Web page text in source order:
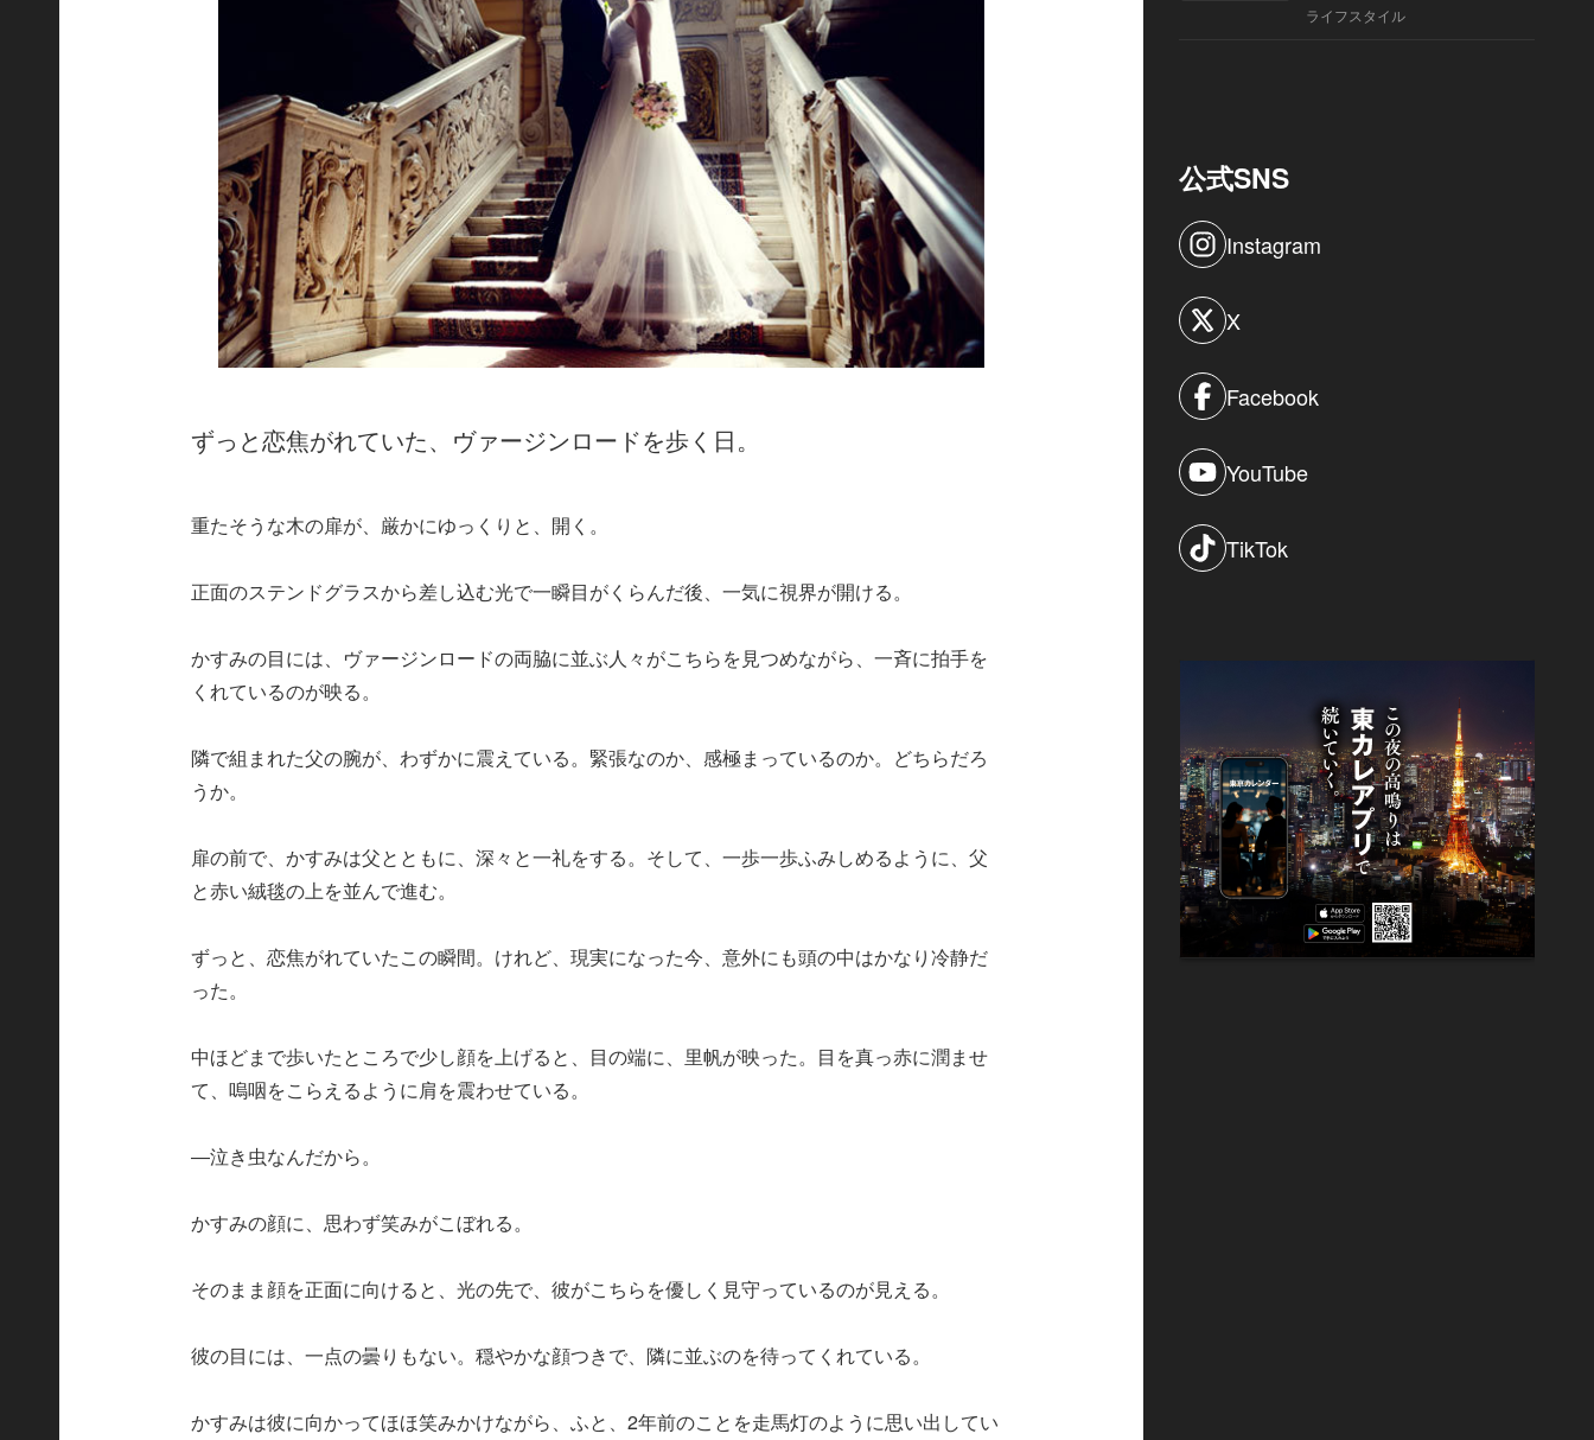
ずっと恋焦がれていた、ヴァージンロードを歩く日。
重たそうな木の扉が、厳かにゆっくりと、開く。
正面のステンドグラスから差し込む光で一瞬目がくらんだ後、一気に視界が開ける。
かすみの目には、ヴァージンロードの両脇に並ぶ人々がこちらを見つめながら、一斉に拍手を
くれているのが映る。
隣で組まれた父の腕が、わずかに震えている。緊張なのか、感極まっているのか。どちらだろ
うか。
扉の前で、かすみは父とともに、深々と一礼をする。そして、一歩一歩ふみしめるように、父
と赤い絨毯の上を並んで進む。
ずっと、恋焦がれていたこの瞬間。けれど、現実になった今、意外にも頭の中はかなり冷静だ
った。
中ほどまで歩いたところで少し顔を上げると、目の端に、里帆が映った。目を真っ赤に潤ませ
て、嗚咽をこらえるように肩を震わせている。
―泣き虫なんだから。
かすみの顔に、思わず笑みがこぼれる。
そのまま顔を正面に向けると、光の先で、彼がこちらを優しく見守っているのが見える。
彼の目には、一点の曇りもない。穏やかな顔つきで、隣に並ぶのを待ってくれている。
かすみは彼に向かってほほ笑みかけながら、ふと、2年前のことを走馬灯のように思い出してい
ライフスタイル
公式SNS
Instagram
X
Facebook
YouTube
TikTok